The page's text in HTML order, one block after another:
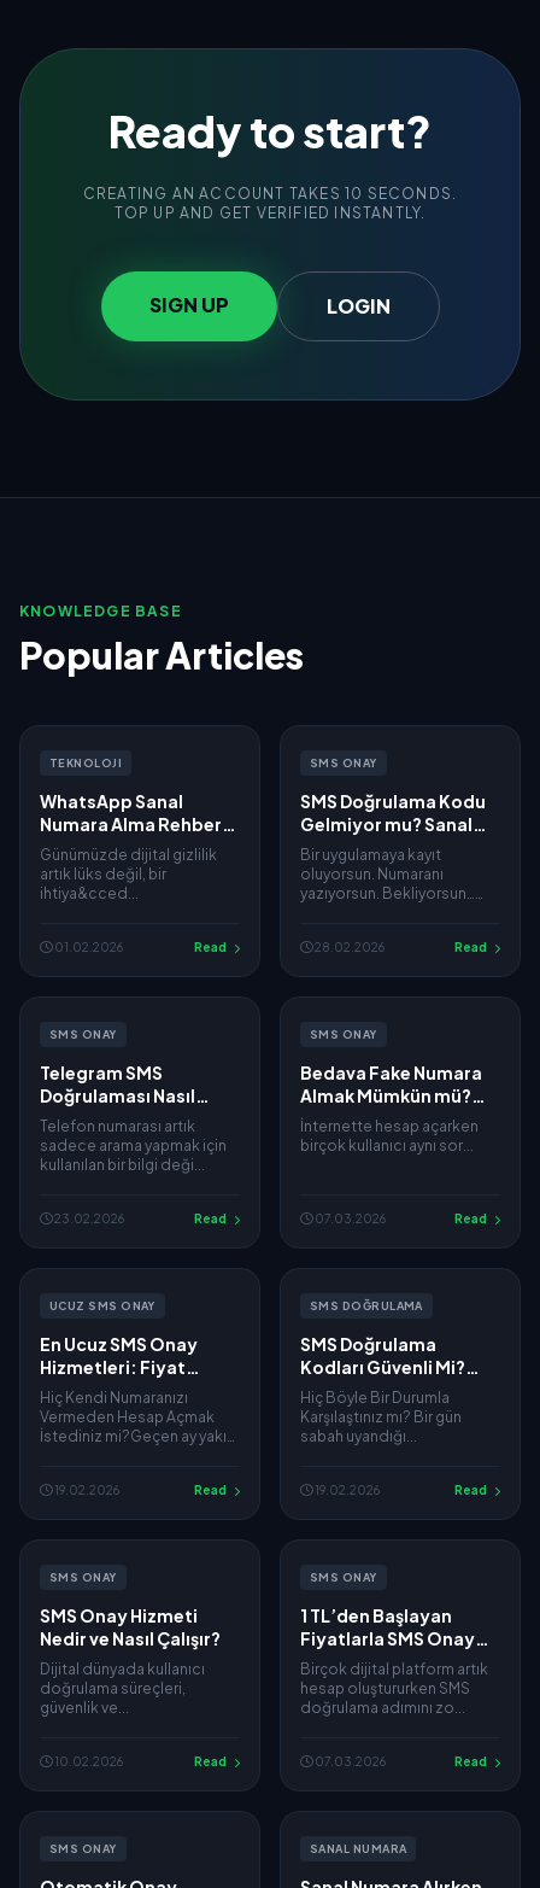
Ready to start?
CREATING AN ACCOUNT TAKES 10 SECONDS.
TOP UP AND GET VERIFIED INSTANTLY.
SIGN UP LOGIN
KNOWLEDGE BASE
Popular Articles
TEKNOLOJI
WhatsApp Sanal
Numara Alma Rehberi
2026: Gizliliğinizi ve
İşinizi Güvenceye Alın
Günümüzde dijital gizlilik
artık lüks değil, bir
ihtiya&cced...
01.02.2026 Read
SMS ONAY
SMS Doğrulama Kodu
Gelmiyor mu? Sanal
Numara ile Kesin
Çözüm
Bir uygulamaya kayıt
oluyorsun. Numaranı
yazıyorsun. Bekliyorsun…
28.02.2026 Read
SMS ONAY
Telegram SMS
Doğrulaması Nasıl
Yapılır? Sanal Numara
ile Hızlı ve Güvenli Kayıt
(2026)
Telefon numarası artık
sadece arama yapmak için
kullanılan bir bilgi deği...
23.02.2026 Read
SMS ONAY
Bedava Fake Numara
Almak Mümkün mü?
Efsaneler ve Gerçekler
İnternette hesap açarken
birçok kullanıcı aynı sor...
07.03.2026 Read
UCUZ SMS ONAY
En Ucuz SMS Onay
Hizmetleri: Fiyat
Karşılaştırması ve
Öneriler
Hiç Kendi Numaranızı
Vermeden Hesap Açmak
İstediniz mi?Geçen ay yakın
19.02.2026 Read
SMS DOĞRULAMA
SMS Doğrulama
Kodları Güvenli Mi?
Riskler ve Korunma
Yöntemleri
Hiç Böyle Bir Durumla
Karşılaştınız mı? Bir gün
sabah uyandığı...
19.02.2026 Read
SMS ONAY
SMS Onay Hizmeti
Nedir ve Nasıl Çalışır?
Dijital dünyada kullanıcı
doğrulama süreçleri,
güvenlik ve...
10.02.2026 Read
SMS ONAY
1 TL’den Başlayan
Fiyatlarla SMS Onay
Hizmeti: Cebinizi
Düşünen Çözümler
Birçok dijital platform artık
hesap oluştururken SMS
doğrulama adımını zo...
07.03.2026 Read
SMS ONAY SANAL NUMARA